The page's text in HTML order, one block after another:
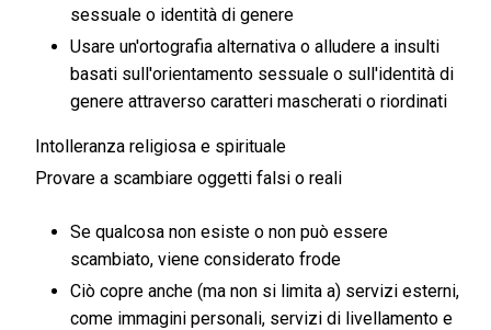
sessuale o identità di genere
Usare un'ortografia alternativa o alludere a insulti
basati sull'orientamento sessuale o sull'identità di
genere attraverso caratteri mascherati o riordinati
Intolleranza religiosa e spirituale
Provare a scambiare oggetti falsi o reali
Se qualcosa non esiste o non può essere
scambiato, viene considerato frode
Ciò copre anche (ma non si limita a) servizi esterni,
come immagini personali, servizi di livellamento e